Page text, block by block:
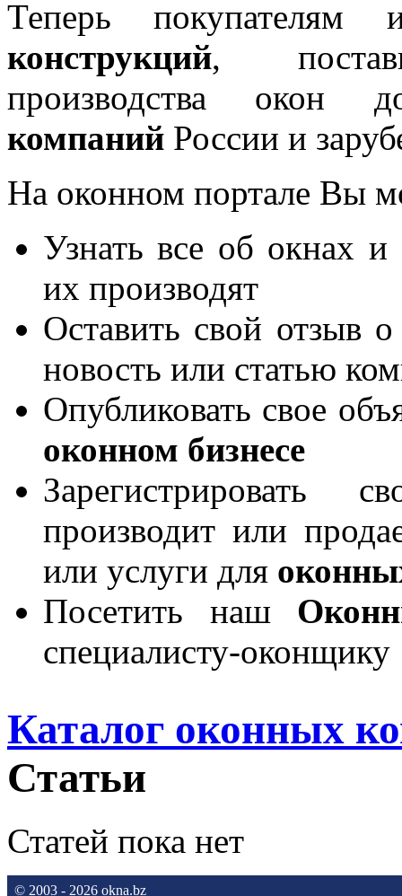
Теперь покупателям
конструкций,
производства окон
компаний России и
На оконном портале Вы
Узнать все об окнах и
их производят
Оставить свой отзыв
новость или статью
Опубликовать свое
оконном бизнесе
производит или
или услуги для
Посетить наш
специалисту-оконщику
Каталог оконных
Статьи
Статей пока нет
© 2003 - 2026 okna.bz